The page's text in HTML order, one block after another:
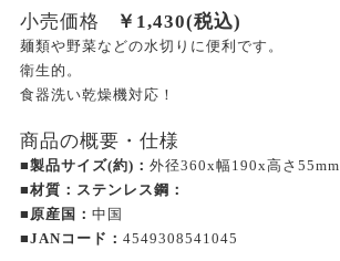
小売価格 ￥ 1,430(税込)
麺類や野菜などの水切りに便利です。
衛生的。
食器洗い乾燥機対応！
商品の概要・仕様
■製品サイズ(約)： 外径360x幅190x高さ55mm
■材質：ステンレス鋼：
■原産国： 中国
■JANコード： 4549308541045